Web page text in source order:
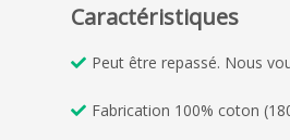
Caractéristiques
Peut être repassé. Nous
Fabrication 100% coton